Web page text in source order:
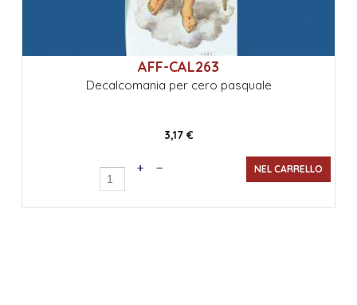
AFF-CAL263
Decalcomania per cero pasquale
3,17 €